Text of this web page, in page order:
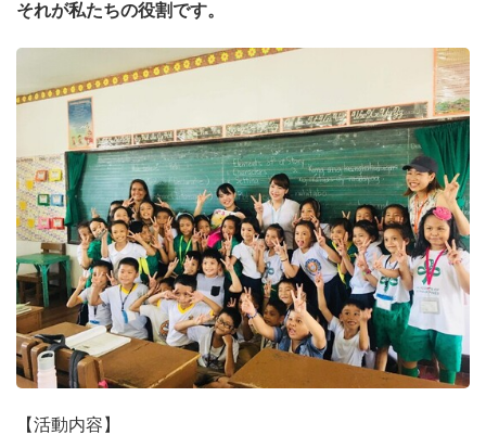
それが私たちの役割です。
【活動内容】